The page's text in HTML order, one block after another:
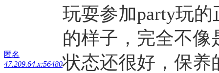
匿名
47.209.64.x:56480
玩耍参加party玩
的样子，完全不
状态还很好，保养